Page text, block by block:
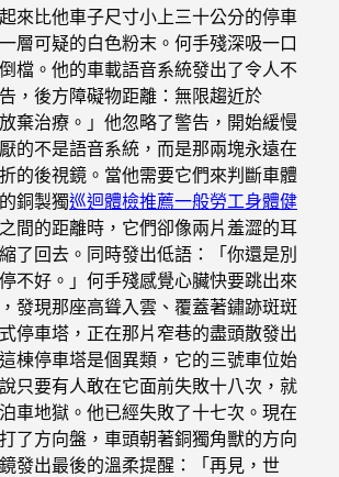
來比他車子尺寸小上三十公分的停車
層可疑的白色粉末。何手殘深吸一口
檔。他的車載語音系統發出了令人不
，後方障礙物距離：無限趨近於
棄治療。」他忽略了警告，開始緩慢
的不是語音系統，而是那兩塊永遠在
的後視鏡。當他需要它們來判斷車體
銅製獨巡迴體檢推薦一般勞工身體健
間的距離時，它們卻像兩片羞澀的耳
了回去。同時發出低語：「你還是別
不好。」何手殘感覺心臟快要跳出來
發現那座高聳入雲、覆蓋著鏽跡斑斑
停車塔，正在那片窄巷的盡頭散發出
棟停車塔是個異類，它的三號車位始
只要有人敢在它面前失敗十八次，就
車地獄。他已經失敗了十七次。現在
了方向盤，車頭朝著銅獨角獸的方向
發出最後的溫柔提醒：「再見，世